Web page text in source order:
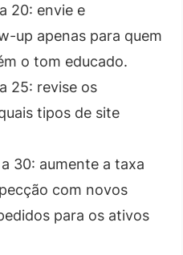
20: envie e
up apenas para quem
o tom educado.
25: revise os
tipos de site
30: aumente a taxa
com novos
para os ativos